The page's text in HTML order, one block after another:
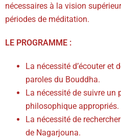
nécessaires à la vision
périodes de méditation.
LE PROGRAMME :
La nécessité d’écouter et
paroles du Bouddha.
La nécessité de suivre un
philosophique appropriés.
La nécessité de
de Nagarjouna.